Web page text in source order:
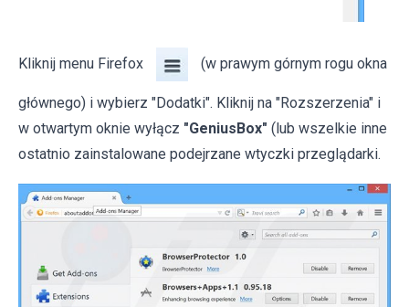
Kliknij menu Firefox (w prawym górnym rogu okna
głównego) i wybierz "Dodatki". Kliknij na "Rozszerzenia" i
w otwartym oknie wyłącz "GeniusBox" (lub wszelkie inne
ostatnio zainstalowane podejrzane wtyczki przeglądarki.